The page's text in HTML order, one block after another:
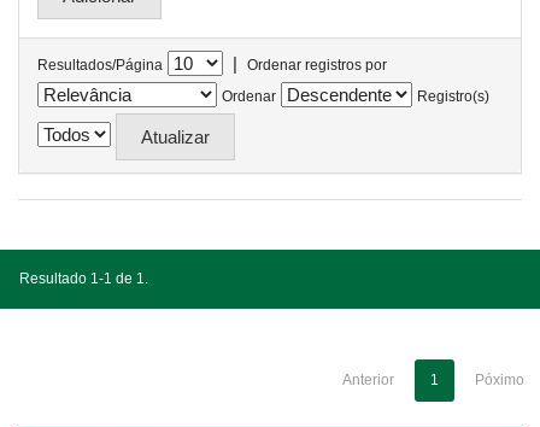
Resultados/Página |
Ordenar registros por
Ordenar
Registro(s)
Resultado 1-1 de 1.
Anterior 1 Póximo